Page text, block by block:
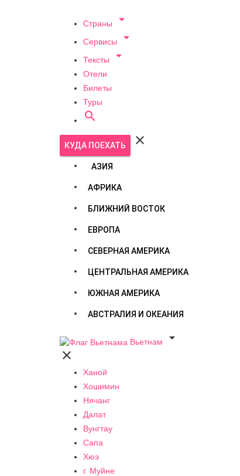
Страны 
Сервисы 
Тексты 
Отели
Билеты
Туры

КУДА ПОЕХАТЬ 
АЗИЯ
АФРИКА
БЛИЖНИЙ ВОСТОК
ЕВРОПА
СЕВЕРНАЯ АМЕРИКА
ЦЕНТРАЛЬНАЯ АМЕРИКА
ЮЖНАЯ АМЕРИКА
АВСТРАЛИЯ И ОКЕАНИЯ
Вьетнам


Ханой
Хошимин
Нячанг
Далат
Вунгтау
Сапа
Хюэ
г. Муйне